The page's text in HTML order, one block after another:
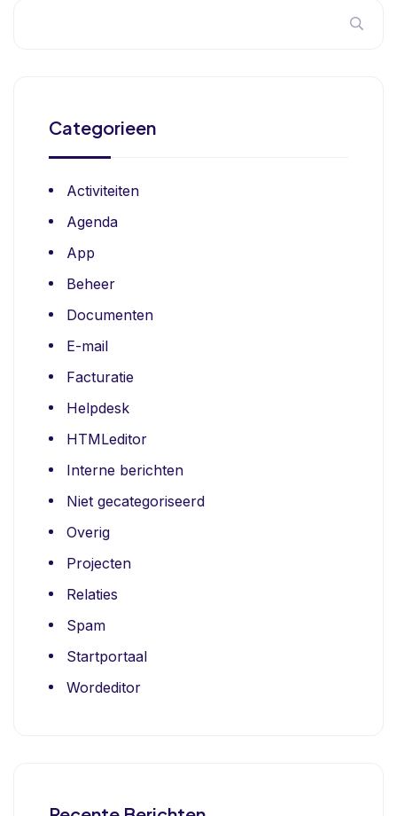
Categorieen
Activiteiten
Agenda
App
Beheer
Documenten
E-mail
Facturatie
Helpdesk
HTMLeditor
Interne berichten
Niet gecategoriseerd
Overig
Projecten
Relaties
Spam
Startportaal
Wordeditor